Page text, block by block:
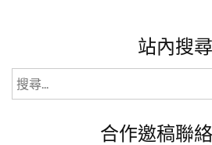
站內搜尋
搜
尋
合作邀稿聯